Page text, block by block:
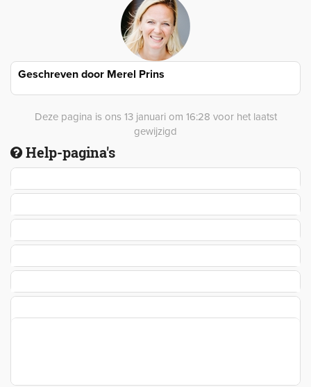
Geschreven door Merel Prins
Deze pagina is ons 13 januari om 16:28 voor het laatst
gewijzigd
Help-pagina's